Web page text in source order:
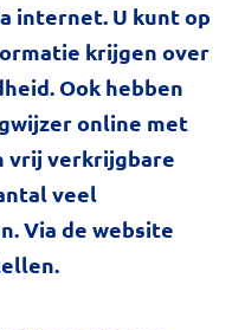
internet. U kunt op
krijgen over
Ook hebben
online met
vrij verkrijgbare
veel
Via de website